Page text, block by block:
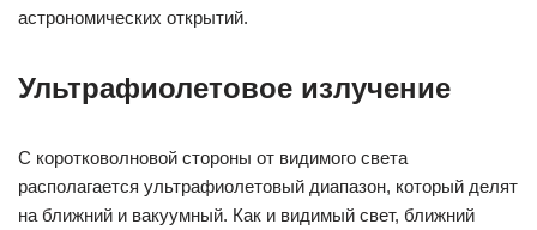
астрономических открытий.
Ультрафиолетовое излучение
С коротковолновой стороны от видимого света
располагается ультрафиолетовый диапазон, который делят
на ближний и вакуумный. Как и видимый свет, ближний